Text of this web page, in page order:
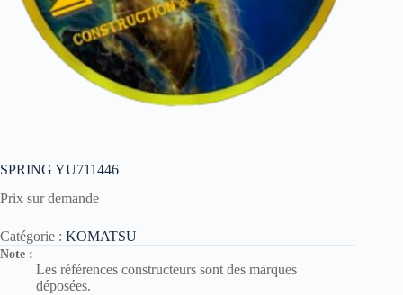
SPRING YU711446
Prix sur demande
Catégorie : KOMATSU
Note :
Les références constructeurs sont des marques
déposées.